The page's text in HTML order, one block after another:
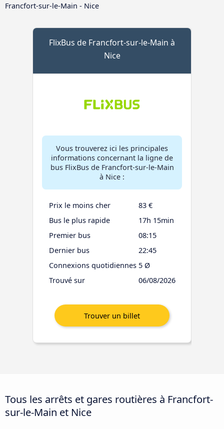
Francfort-sur-le-Main - Nice
FlixBus de Francfort-sur-le-Main à
Nice
Vous trouverez ici les principales
informations concernant la ligne de
bus FlixBus de Francfort-sur-le-Main
à Nice :
Prix le moins cher
83 €
Bus le plus rapide
17h 15min
Premier bus
08:15
Dernier bus
22:45
Connexions quotidiennes 5 Ø
Trouvé sur
06/08/2026
Tous les arrêts et gares routières à Francfort-
sur-le-Main et Nice